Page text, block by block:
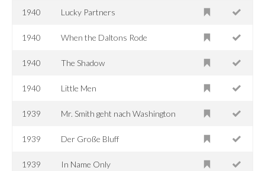
1940 Lucky Partners
1940 When the Daltons Rode
1940 The Shadow
1940 Little Men
1939 Mr. Smith geht nach Washington
1939 Der Große Bluff
1939 In Name Only